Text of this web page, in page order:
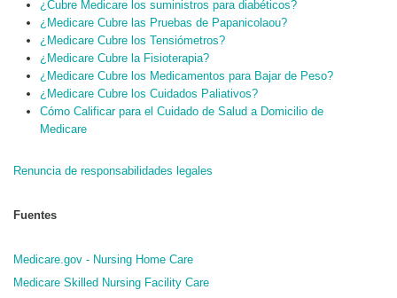
¿Cubre Medicare los suministros para diabéticos?
¿Medicare Cubre las Pruebas de Papanicolaou?
¿Medicare Cubre los Tensiómetros?
¿Medicare Cubre la Fisioterapia?
¿Medicare Cubre los Medicamentos para Bajar de Peso?
¿Medicare Cubre los Cuidados Paliativos?
Cómo Calificar para el Cuidado de Salud a Domicilio de
Medicare
Renuncia de responsabilidades legales
Fuentes
Medicare.gov - Nursing Home Care
Medicare Skilled Nursing Facility Care